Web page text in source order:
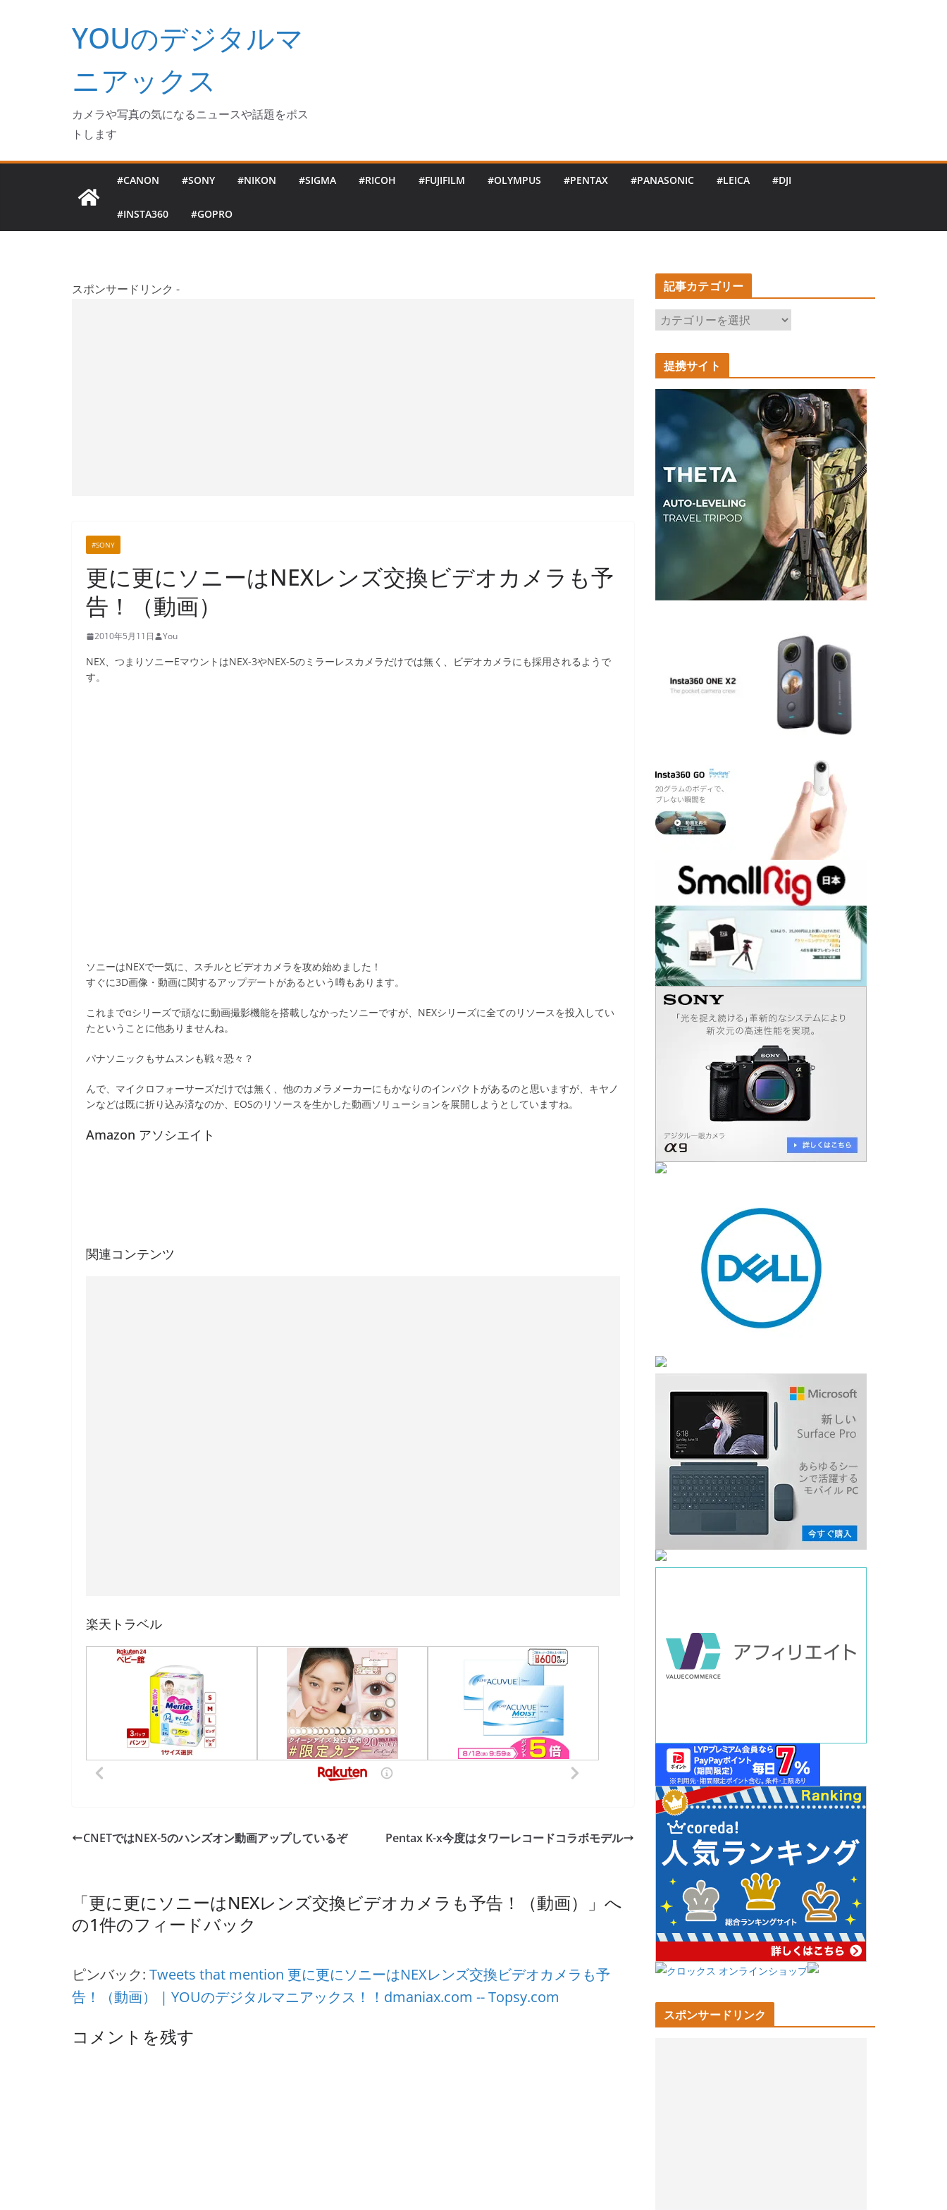
ッ
YOUのデジタルマ
ニアックス
カメラや写真の気になるニュースや話題をポス
トします
#CANON #SONY #NIKON #SIGMA #RICOH #FUJIFILM #OLYMPUS #PENTAX #PANASONIC #LEICA #DJI
#INSTA360 #GOPRO
スポンサードリンク -
#SONY
更に更にソニーはNEXレンズ交換ビデオカメラも予
告！（動画）
2010年5月11日 You
NEX、つまりソニーEマウントはNEX-3やNEX-5のミラーレスカメラだけでは無く、ビデオカメラにも採用されるようで
す。
ソニーはNEXで一気に、スチルとビデオカメラを攻め始めました！
すぐに3D画像・動画に関するアップデートがあるという噂もあります。
これまでαシリーズで頑なに動画撮影機能を搭載しなかったソニーですが、NEXシリーズに全てのリソースを投入してい
たということに他ありませんね。
パナソニックもサムスンも戦々恐々？
んで、マイクロフォーサーズだけでは無く、他のカメラメーカーにもかなりのインパクトがあるのと思いますが、キヤノ
ンなどは既に折り込み済なのか、EOSのリソースを生かした動画ソリューションを展開しようとしていますね。
Amazon アソシエイト
関連コンテンツ
楽天トラベル
CNETではNEX-5のハンズオン動画アップしているぞ Pentax K-x今度はタワーレコードコラボモデル
「更に更にソニーはNEXレンズ交換ビデオカメラも予告！（動画）
」へ
の1件のフィードバック
ピンバック: Tweets that mention 更に更にソニーはNEXレンズ交換ビデオカメラも予
告！（動画） | YOUのデジタルマニアックス！！dmaniax.com -- Topsy.com
コメントを残す
記事カテゴリー
記
事
カ
テ
ゴ
ー
提携サイト
スポンサードリンク